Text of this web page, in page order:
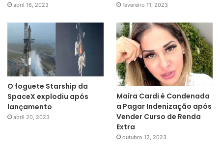
abril 16, 2023 fevereiro 11, 2023
O foguete Starship da
SpaceX explodiu após
lançamento
abril 20, 2023
Maíra Cardi é Condenada
a Pagar Indenização após
Vender Curso de Renda
Extra
outubro 12, 2023